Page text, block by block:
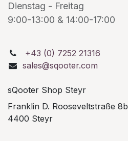
Dienstag - Freitag
9:00-13:00 & 14:00-17:00
+43 (0) 7252 21316
sales@sqooter.com
sQooter Shop Steyr
Franklin D. Rooseveltstraße 8b
4400 Steyr